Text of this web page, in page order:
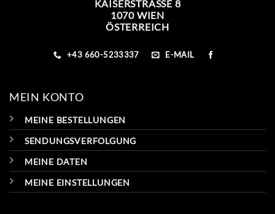
KAISERSTRASSE 8
1070 WIEN
ÖSTERREICH
+43 660-5233337 E-MAIL
MEIN KONTO
MEINE BESTELLUNGEN
SENDUNGSVERFOLGUNG
MEINE DATEN
MEINE EINSTELLUNGEN